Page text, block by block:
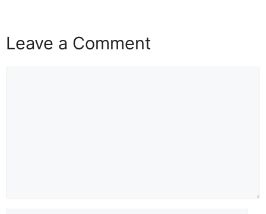
Leave a Comment